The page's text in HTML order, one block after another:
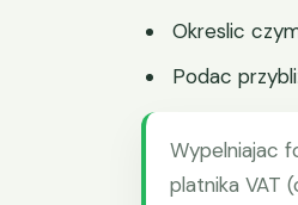
Okreslic
Podac
Wypelniajac
platnika VAT